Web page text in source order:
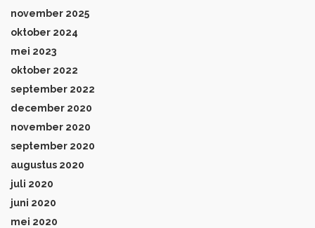
november 2025
oktober 2024
mei 2023
oktober 2022
september 2022
december 2020
november 2020
september 2020
augustus 2020
juli 2020
juni 2020
mei 2020